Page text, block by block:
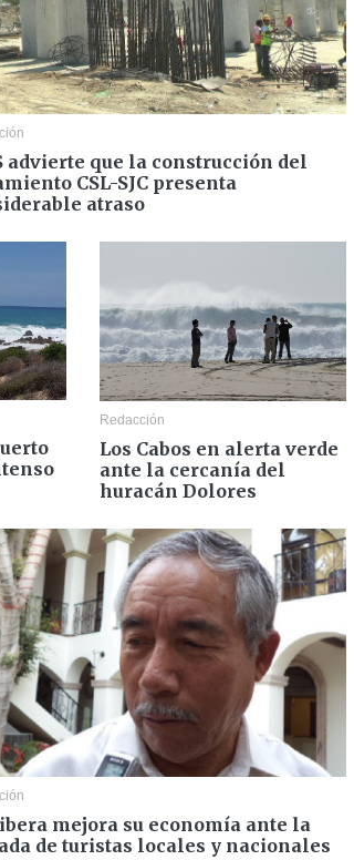
advierte que la construcción del
CSL-SJC presenta
atraso
Redacción
Los Cabos en alerta verde
ante la cercanía del
huracán Dolores
mejora su economía ante la
de turistas locales y nacionales